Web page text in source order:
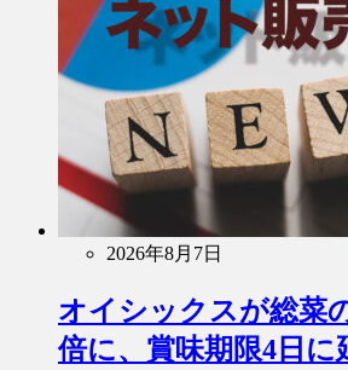
2026年8月7日
オイシックスが総菜
倍に、賞味期限4日に